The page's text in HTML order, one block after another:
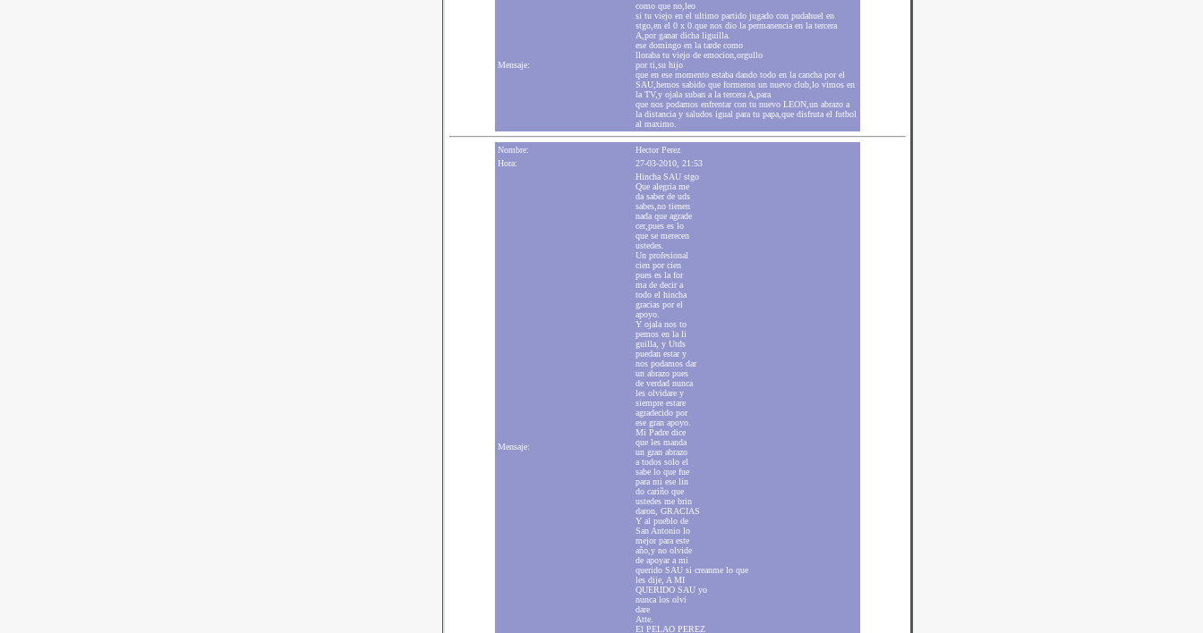
Mensaje:
como que no,leo
si tu viejo en el ultimo partido jugado con pudahuel en
stgo,en el 0 x 0.que nos dio la permanencia en la tercera
A,por ganar dicha liguilla.
ese domingo en la tarde como
lloraba tu viejo de emocion,orgullo
por ti,su hijo
que en ese momento estaba dando todo en la cancha por el
SAU,hemos sabido que formeron un nuevo club,lo vimos en
la TV,y ojala suban a la tercera A,para
que nos podamos enfrentar con tu nuevo LEON,un abrazo a
la distancia y saludos igual para tu papa,que disfruta el futbol
al maximo.
Nombre:
Hector Perez
Hora:
27-03-2010, 21:53
Mensaje:
Hincha SAU stgo
Que alegria me
da saber de uds
sabes,no tienen
nada que agrade
cer,pues es lo
que se merecen
ustedes.
Un profesional
cien por cien
pues es la for
ma de decir a
todo el hincha
gracias por el
apoyo.
Y ojala nos to
pemos en la li
guilla, y Utds
puedan estar y
nos podamos dar
un abrazo pues
de verdad nunca
les olvidare y
siempre estare
agradecido por
ese gran apoyo.
Mi Padre dice
que les manda
un gran abrazo
a todos solo el
sabe lo que fue
para mi ese lin
do cariño que
ustedes me brin
daron, GRACIAS
Y al pueblo de
San Antonio lo
mejor para este
año,y no olvide
de apoyar a mi
querido SAU si creanme lo que
les dije, A MI
QUERIDO SAU yo
nunca los olvi
dare
Atte.
El PELAO PEREZ